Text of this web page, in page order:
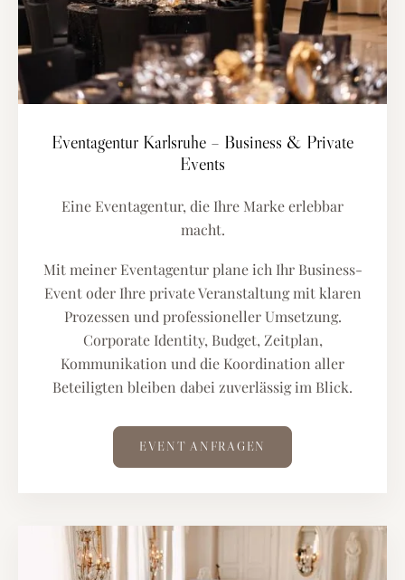
Eventagentur Karlsruhe – Business & Private
Events
Eine Eventagentur, die Ihre Marke erlebbar
macht.
Mit meiner Eventagentur plane ich Ihr Business-
Event oder Ihre private Veranstaltung mit klaren
Prozessen und professioneller Umsetzung.
Corporate Identity, Budget, Zeitplan,
Kommunikation und die Koordination aller
Beteiligten bleiben dabei zuverlässig im Blick.
EVENT ANFRAGEN